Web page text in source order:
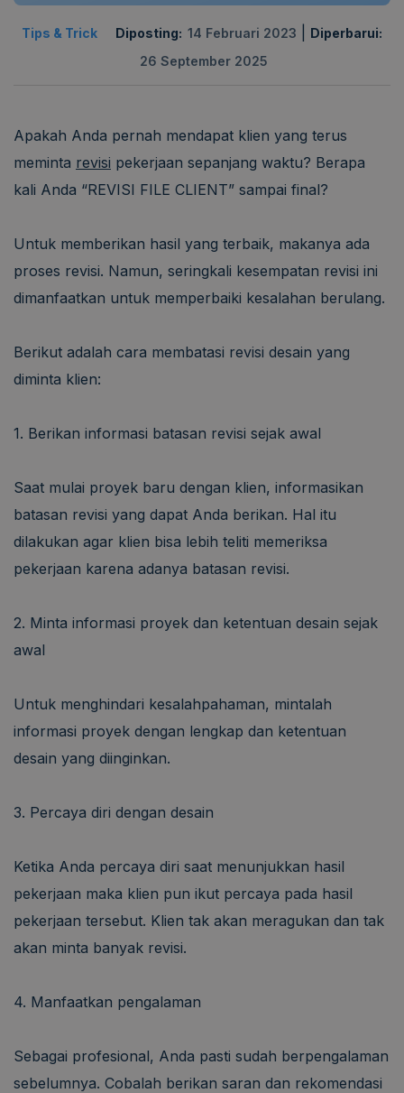
Tips & Trick Diposting: 14 Februari 2023
Diperbarui:
26 September 2025
Apakah Anda pernah mendapat klien yang terus
meminta revisi pekerjaan sepanjang waktu? Berapa
kali Anda “REVISI FILE CLIENT” sampai final?
Untuk memberikan hasil yang terbaik, makanya ada
proses revisi. Namun, seringkali kesempatan revisi ini
dimanfaatkan untuk memperbaiki kesalahan berulang.
Berikut adalah cara membatasi revisi desain yang
diminta klien:
1. Berikan informasi batasan revisi sejak awal
Saat mulai proyek baru dengan klien, informasikan
batasan revisi yang dapat Anda berikan. Hal itu
dilakukan agar klien bisa lebih teliti memeriksa
pekerjaan karena adanya batasan revisi.
2. Minta informasi proyek dan ketentuan desain sejak
awal
Untuk menghindari kesalahpahaman, mintalah
informasi proyek dengan lengkap dan ketentuan
desain yang diinginkan.
3. Percaya diri dengan desain
Ketika Anda percaya diri saat menunjukkan hasil
pekerjaan maka klien pun ikut percaya pada hasil
pekerjaan tersebut. Klien tak akan meragukan dan tak
akan minta banyak revisi.
4. Manfaatkan pengalaman
Sebagai profesional, Anda pasti sudah berpengalaman
sebelumnya. Cobalah berikan saran dan rekomendasi